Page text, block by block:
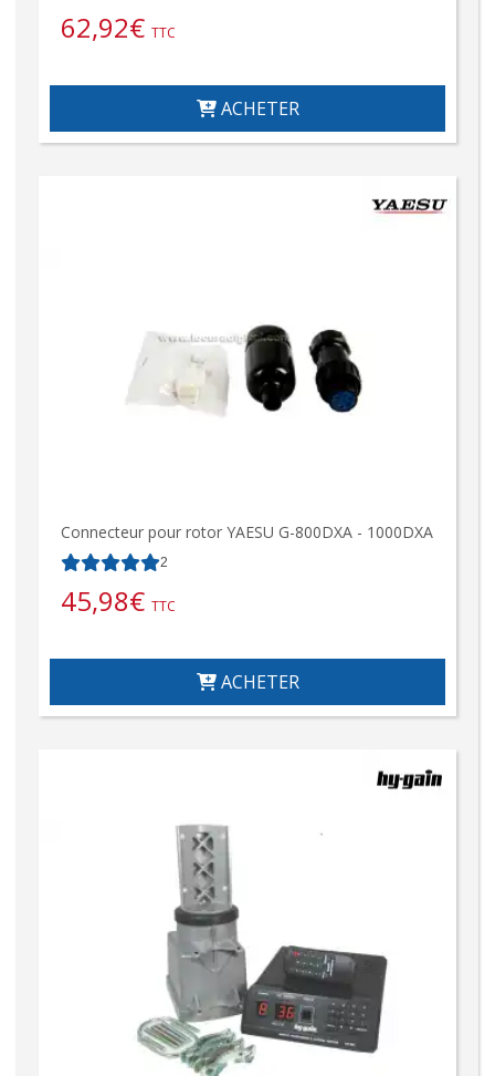
62,92€ TTC
ACHETER
Connecteur pour rotor YAESU G-800DXA - 1000DXA
2
45,98€ TTC
ACHETER